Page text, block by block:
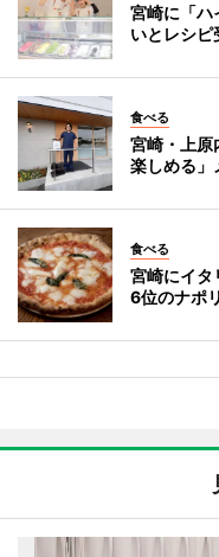
宮崎に「
いとレシピ
食べる
宮崎・上
楽しめる」
食べる
宮崎にイ
6位のナポ